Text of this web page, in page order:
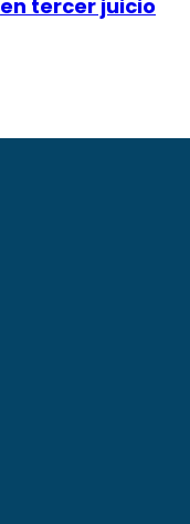
en tercer juicio